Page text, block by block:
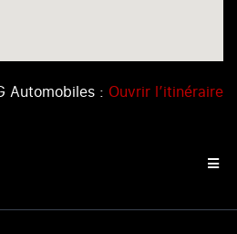
Automobiles : Ouvrir l’itinéraire